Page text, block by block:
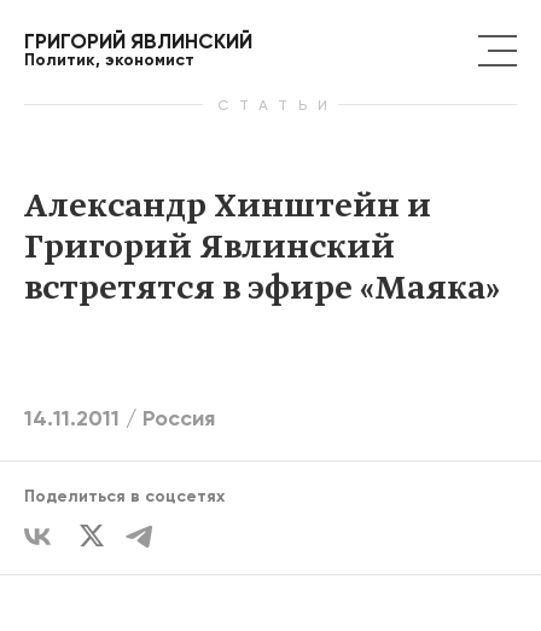
ГРИГОРИЙ ЯВЛИНСКИЙ
Политик, экономист
СТАТЬИ
Александр Хинштейн и
Григорий Явлинский
встретятся в эфире «Маяка»
14.11.2011 / Россия
Поделиться в соцсетях